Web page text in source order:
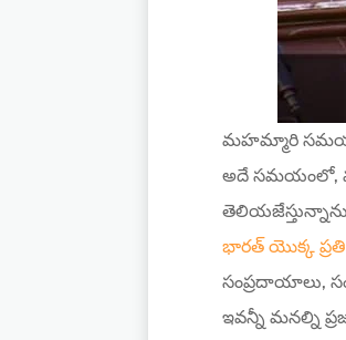
మహమ్మారి
అదే సమయంలో,
భారత్ యొక్క ప్రతి
సంప్రదాయాలు,
ఇవన్నీ మనల్ని